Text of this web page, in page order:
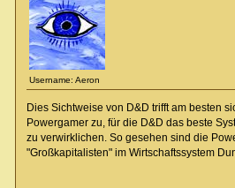
Username: Aeron
Dies Sichtweise von D&D trifft am besten
Powergamer zu, für die D&D das beste
zu verwirklichen. So gesehen sind die
"Großkapitalisten" im Wirtschaftssystem